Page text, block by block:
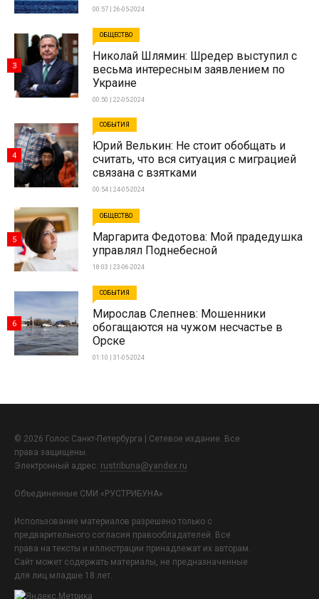
00:57 | 26-05-2024
ОБЩЕСТВО
Николай Шлямин: Шредер выступил с
весьма интересным заявлением по
Украине
00:50 | 22-05-2024
3
СОБЫТИЯ
Юрий Велькин: Не стоит обобщать и
считать, что вся ситуация с миграцией
связана с взятками
00:54 | 24-05-2024
4
ОБЩЕСТВО
Маргарита Федотова: Мой прадедушка
управлял Поднебесной
18:03 | 23-06-2024
5
СОБЫТИЯ
Мирослав Слепнев: Мошенники
обогащаются на чужом несчастье в
Орске
01:10 | 31-05-2024
6
© 2026 Голос Санкт-Петербурга | Сетевое издание. Все
права защищены.
Электронный адрес: rustribuna@yandex.ru
Объединенные СМИ «РУСТРИБУНА»
Использование материалов разрешено только с
предварительного согласия правообладателей. Все
права на тексты и иллюстрации принадлежат их авторам.
Сайт может содержать материалы, не предназначенные
для лиц младше 18 лет.